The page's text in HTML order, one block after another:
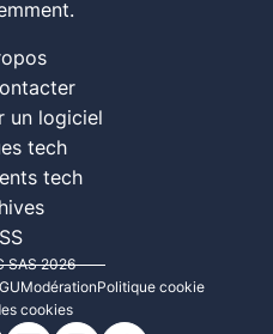
un logiciel
tech
tech
SAS 2026
ModérationPolitique cookie
cookies